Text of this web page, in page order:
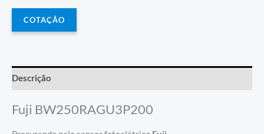
COTAÇÃO
Descrição
Fuji BW250RAGU3P200